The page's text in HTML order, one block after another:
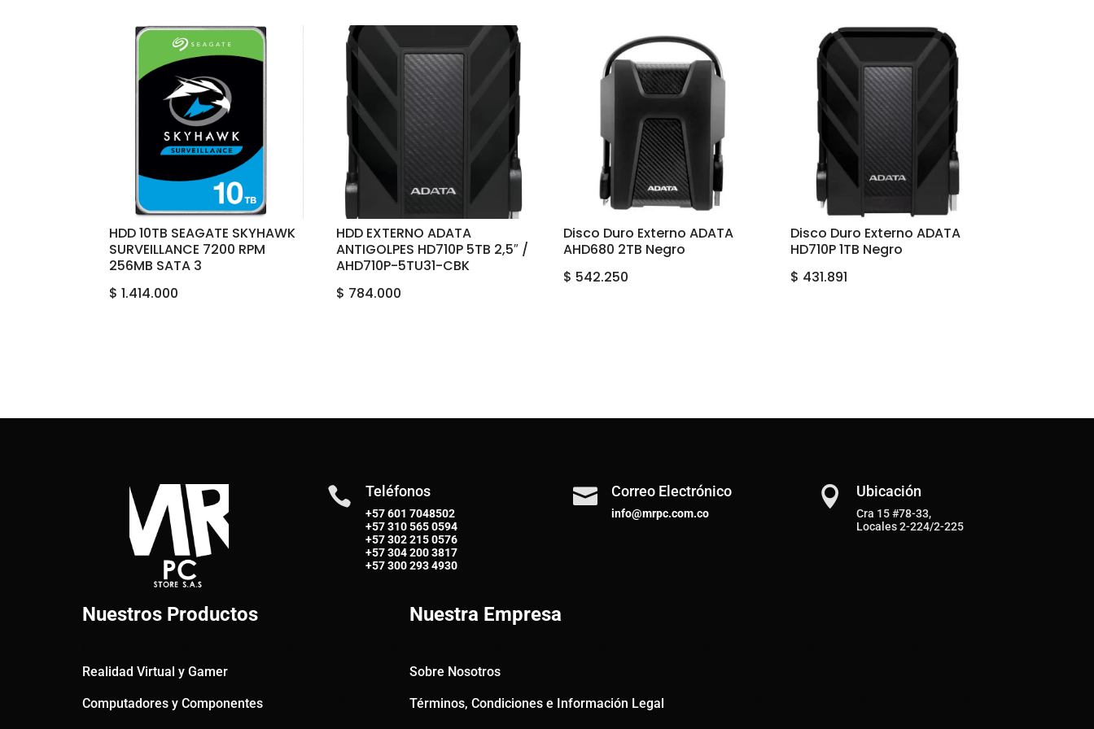
HDD 10TB SEAGATE SKYHAWK
SURVEILLANCE 7200 RPM
256MB SATA 3
$ 1.414.000
HDD EXTERNO ADATA
ANTIGOLPES HD710P 5TB 2,5″ /
AHD710P-5TU31-CBK
$ 784.000
Disco Duro Externo ADATA
AHD680 2TB Negro
$ 542.250
Disco Duro Externo ADATA
HD710P 1TB Negro
$ 431.891
 Teléfonos
+57 601 7048502
+57310 565 0594
+57302 215 0576
+57304 200 3817
+57300 293 4930
 Correo Electrónico
info@mrpc.com.co
 Ubicación
Cra 15 #78-33,
Locales 2-224/2-225
Nuestros Productos
Realidad Virtual y Gamer
Computadores y Componentes
Nuestra Empresa
Sobre Nosotros
Términos, Condiciones e Información Legal